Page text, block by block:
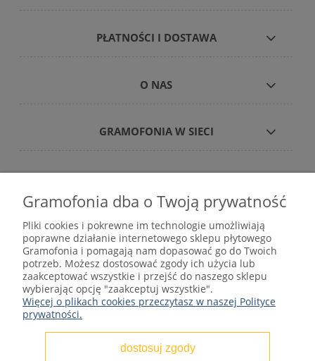
PŁATNOŚCI I DOSTAWA
O NAS
GRAMOFONIA W SIECI
gramofonia.com
kontakt@gramofonia.info
+48 601 262 000
Copyright © 2012–2026 GRAMOFONIA
Gramofonia dba o Twoją prywatność
Pliki cookies i pokrewne im technologie umożliwiają
poprawne działanie internetowego sklepu płytowego
Gramofonia i pomagają nam dopasować go do Twoich
potrzeb. Możesz dostosować zgody ich użycia lub
zaakceptować wszystkie i przejść do naszego sklepu
wybierając opcję "zaakceptuj wszystkie".
Więcej o plikach cookies przeczytasz w naszej Polityce
prywatności.
dostosuj zgody